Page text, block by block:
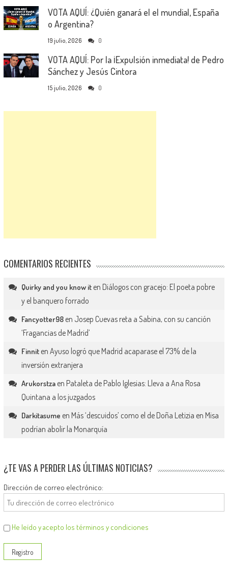
VOTA AQUÍ: ¿Quién ganará el el mundial, España
o Argentina?
19 julio, 2026 0
VOTA AQUÍ: Por la ¡Expulsión inmediata! de Pedro
Sánchez y Jesús Cintora
15 julio, 2026 0
COMENTARIOS RECIENTES
Quirky and you know iten Diálogos con gracejo: El poeta pobre
y el banquero forrado
Fancyotter98en Josep Cuevas reta a Sabina, con su canción
‘Fragancias de Madrid’
Finniten Ayuso logró que Madrid acaparase el 73% de la
inversión extranjera
Arukorstzaen Pataleta de Pablo Iglesias: Lleva a Ana Rosa
Quintana a los juzgados
Darkitasume en Más ‘descuidos’ como el de Doña Letizia en Misa
podrían abolir la Monarquía
¿TE VAS A PERDER LAS ÚLTIMAS NOTICIAS?
Dirección de correo electrónico:
He leído y acepto los términos y condiciones